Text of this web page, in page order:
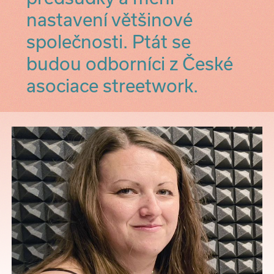
nastavení většinové
společnosti. Ptát se
budou odborníci z České
asociace streetwork.